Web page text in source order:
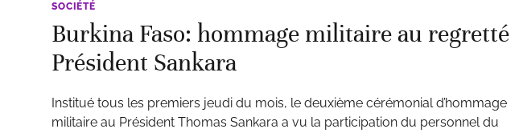
SOCIÉTÉ
Burkina Faso: hommage militaire au regretté
Président Sankara
Institué tous les premiers jeudi du mois, le deuxième cérémonial d’hommage
militaire au Président Thomas Sankara a vu la participation du personnel du